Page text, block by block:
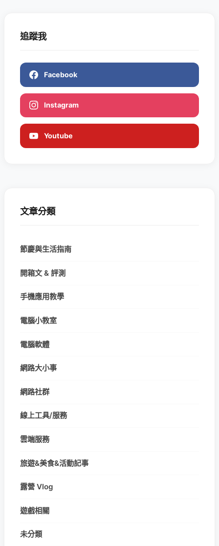
追蹤我
Facebook
Instagram
Youtube
文章分類
節慶與生活指南
開箱文 & 評測
手機應用教學
電腦小教室
電腦軟體
網路大小事
網路社群
線上工具/服務
雲端服務
旅遊&美食&活動記事
露營 Vlog
遊戲相關
未分類